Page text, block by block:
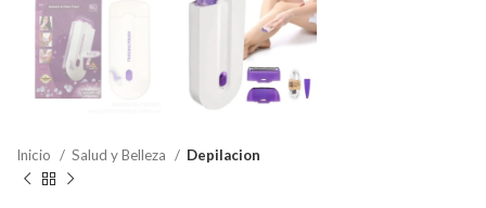
Inicio Salud y Belleza Depilacion